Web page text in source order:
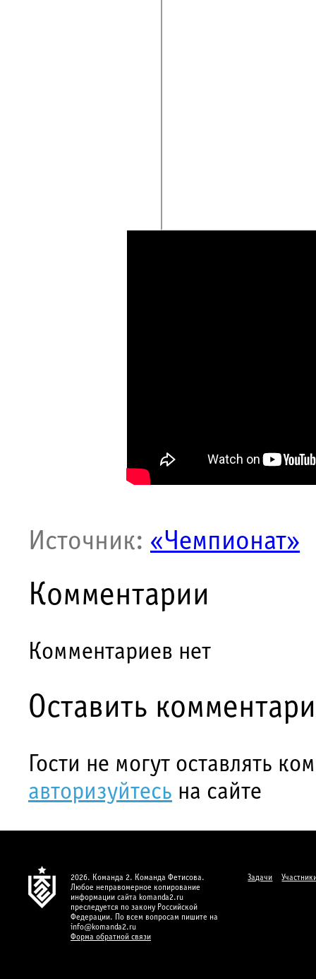
Источник: «Чемпионат»
Комментарии
Комментариев нет
Оставить
Гости не могут оставлять
авторизуйтесь на сайте
2026. Команда 2. Команда Фетисова.
Любое неправомерное копирование
информации сайта komanda2.ru
преследуется по закону Российской
Федерации. По всем вопросам пишите на
info@komanda2.ru
Форма обратной связи
Задачи